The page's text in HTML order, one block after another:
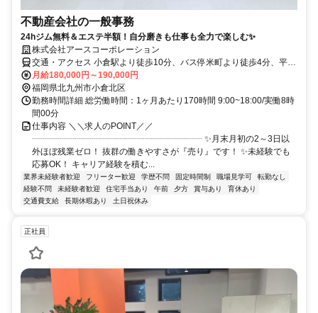
不動産会社の一般事務
24hジム無料＆エステ半額！自分磨きも仕事も全力で楽しむ✨
株式会社アースコーポレーション
交通・アクセス 小倉駅より徒歩10分、バス停米町より徒歩4分、平和
通り駅より徒歩5分
月給180,000円～190,000円
福岡県北九州市小倉北区
勤務時間詳細 総労働時間：1ヶ月あたり170時間 9:00~18:00/実働8時
間00分
仕事内容 ＼＼求人のPOINT／／
┈┈┈┈┈┈┈┈┈┈┈┈┈┈┈┈┈┈┈┈ ✨月末月初の2～3日以
外ほぼ残業ゼロ！ 抜群の働きやすさが『売り』です！ ✨未経験でも
応募OK！ キャリア経験を積む...
業界未経験者歓迎 フリーター歓迎 学歴不問 固定時間制 職場見学可
転勤なし
経験不問
未経験者歓迎 住宅手当あり 午前 夕方 賞与あり
育休あり
交通費支給
長期休暇あり 土日祝休み
正社員